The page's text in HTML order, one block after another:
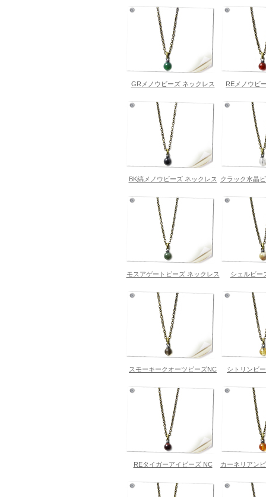
GRメノウビーズ ネックレス REメノウビ
BK縞メノウビーズ ネックレス クラック水晶
モスアゲートビーズ ネックレス シェルビー
スモーキークオーツビーズNC シトリンビ
REタイガーアイビーズ NC カーネリアン